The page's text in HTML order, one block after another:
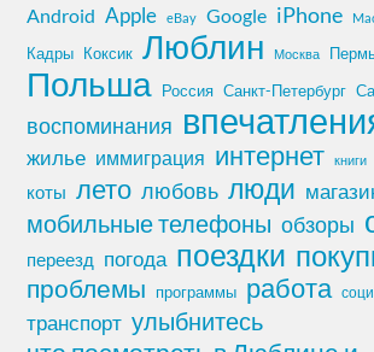
Android Apple eBay Google iPhone
Кадры Коксик Люблин Москва
Польша Россия Санкт-Петербург
воспоминания
жилье иммиграция интернет книги
коты лето любовь люди
мобильные телефоны обзоры
переезд погода поездки
проблемы программы работа
транспорт улыбнитесь